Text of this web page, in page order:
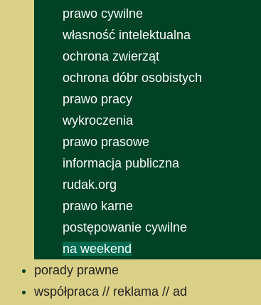
prawo cywilne
własność intelektualna
ochrona zwierząt
ochrona dóbr osobistych
prawo pracy
wykroczenia
prawo prasowe
informacja publiczna
rudak.org
prawo karne
postępowanie cywilne
na weekend
porady prawne
współpraca // reklama // ad